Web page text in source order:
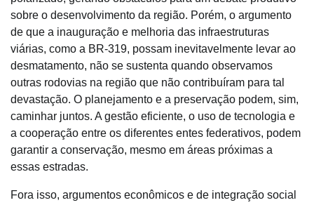
sobre o desenvolvimento da região. Porém, o argumento
de que a inauguração e melhoria das infraestruturas
viárias, como a BR-319, possam inevitavelmente levar ao
desmatamento, não se sustenta quando observamos
outras rodovias na região que não contribuíram para tal
devastação. O planejamento e a preservação podem, sim,
caminhar juntos. A gestão eficiente, o uso de tecnologia e
a cooperação entre os diferentes entes federativos, podem
garantir a conservação, mesmo em áreas próximas a
essas estradas.
Fora isso, argumentos econômicos e de integração social